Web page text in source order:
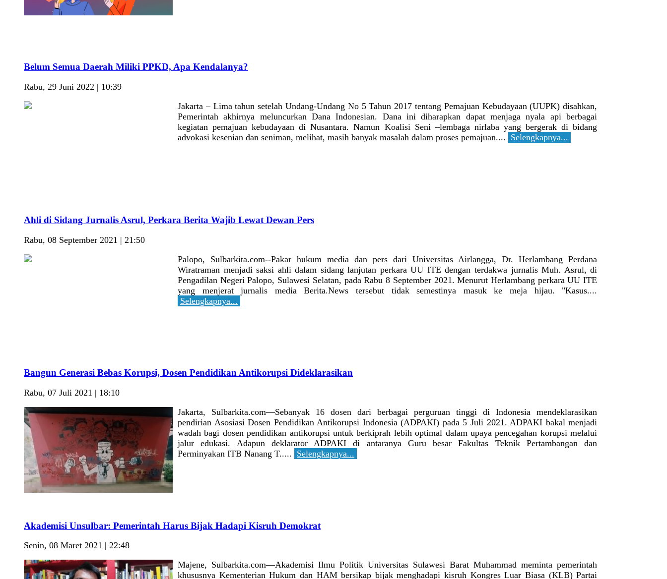
Belum Semua Daerah Miliki PPKD, Apa Kendalanya?
Rabu, 29 Juni 2022 | 10:39
Jakarta – Lima tahun setelah Undang-Undang No 5 Tahun 2017 tentang Pemajuan Kebudayaan (UUPK) disahkan,
Pemerintah akhirnya meluncurkan Dana Indonesian. Dana ini diharapkan dapat menjaga nyala api berbagai
kegiatan pemajuan kebudayaan di Nusantara. Namun Koalisi Seni –lembaga nirlaba yang bergerak di bidang
advokasi kesenian dan seniman, melihat, masih banyak masalah dalam proses pemajuan.... Selengkapnya...
Ahli di Sidang Jurnalis Asrul, Perkara Berita Wajib Lewat Dewan Pers
Rabu, 08 September 2021 | 21:50
Palopo, Sulbarkita.com--Pakar hukum media dan pers dari Universitas Airlangga, Dr. Herlambang Perdana
Wiratraman menjadi saksi ahli dalam sidang lanjutan perkara UU ITE dengan terdakwa jurnalis Muh. Asrul, di
Pengadilan Negeri Palopo, Sulawesi Selatan, pada Rabu 8 September 2021. Menurut Herlambang perkara UU ITE
yang menjerat jurnalis media Berita.News tersebut tidak semestinya masuk ke meja hijau. "Kasus....
Selengkapnya...
Bangun Generasi Bebas Korupsi, Dosen Pendidikan Antikorupsi Dideklarasikan
Rabu, 07 Juli 2021 | 18:10
Jakarta, Sulbarkita.com—Sebanyak 16 dosen dari berbagai perguruan tinggi di Indonesia mendeklarasikan
pendirian Asosiasi Dosen Pendidikan Antikorupsi Indonesia (ADPAKI) pada 5 Juli 2021. ADPAKI bakal menjadi
wadah bagi dosen pendidikan antikorupsi untuk berkiprah lebih optimal dalam upaya pencegahan korupsi melalui
jalur edukasi. Adapun deklarator ADPAKI di antaranya Guru besar Fakultas Teknik Pertambangan dan
Perminyakan ITB Nanang T..... Selengkapnya...
Akademisi Unsulbar: Pemerintah Harus Bijak Hadapi Kisruh Demokrat
Senin, 08 Maret 2021 | 22:48
Majene, Sulbarkita.com—Akademisi Ilmu Politik Universitas Sulawesi Barat Muhammad meminta pemerintah
khususnya Kementerian Hukum dan HAM bersikap bijak menghadapi kisruh Kongres Luar Biasa (KLB) Partai